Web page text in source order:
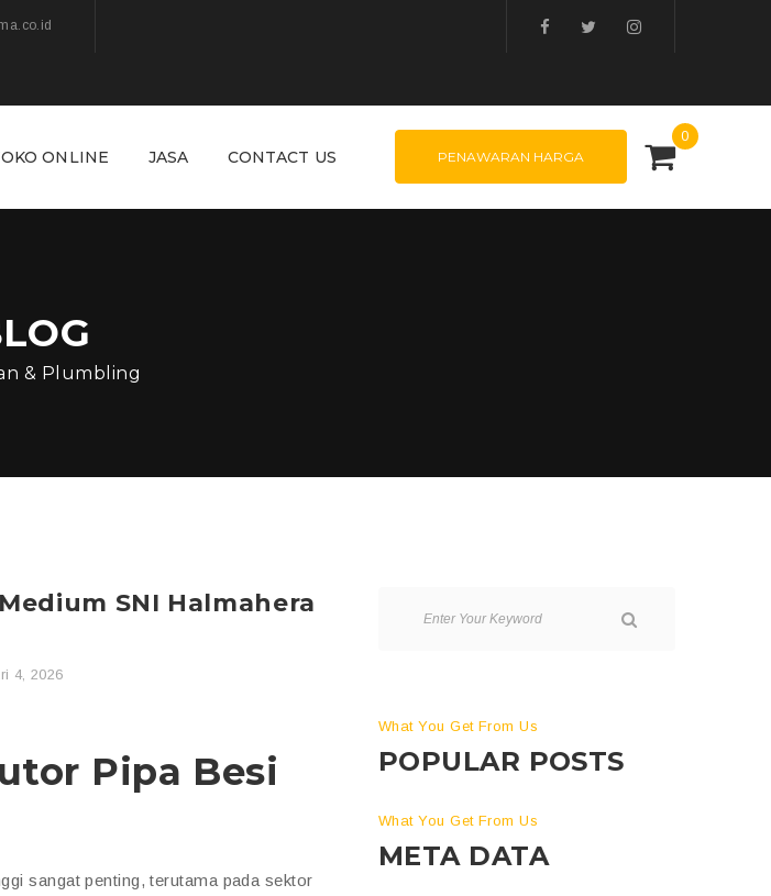
ONLINE JASA CONTACT US PENAWARAN HARGA
0
& Plumbling
SNI Halmahera
4, 2026
Pipa Besi
sangat penting, terutama pada sektor
What You Get From Us
POPULAR POSTS
What You Get From Us
META DATA